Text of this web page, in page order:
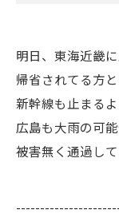
明日、東海近畿
帰省されてる方
新幹線も止まるよ
広島も大雨の可
被害無く通過し